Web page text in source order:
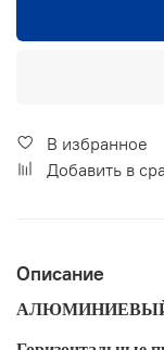
В избранное
Добавить в
Описание